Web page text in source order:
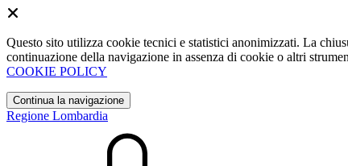
Questo sito utilizza cookie tecnici e statistici anonimizzati. La
continuazione della navigazione in assenza di cookie o altri
COOKIE POLICY
Continua la navigazione
Regione Lombardia